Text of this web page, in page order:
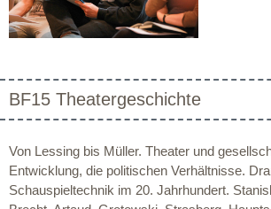
BF15 Theatergeschichte
Von Lessing bis Müller. Theater und
Entwicklung, die politischen Verhältnisse.
Schauspieltechnik im 20. Jahrhundert.